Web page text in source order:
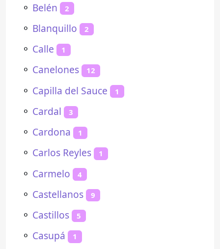
⚬ Belén 2
⚬ Blanquillo 2
⚬ Calle 1
⚬ Canelones 12
⚬ Capilla del Sauce 1
⚬ Cardal 3
⚬ Cardona 1
⚬ Carlos Reyles 1
⚬ Carmelo 4
⚬ Castellanos 9
⚬ Castillos 5
⚬ Casupá 1